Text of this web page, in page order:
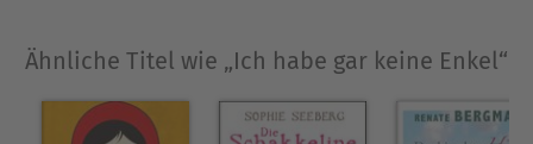
Ähnliche Titel wie „Ich habe gar keine Enkel“